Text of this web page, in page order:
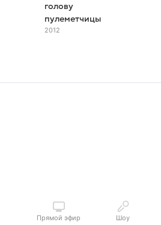
голову
пулеметчицы
2012
Прямой эфир Шоу